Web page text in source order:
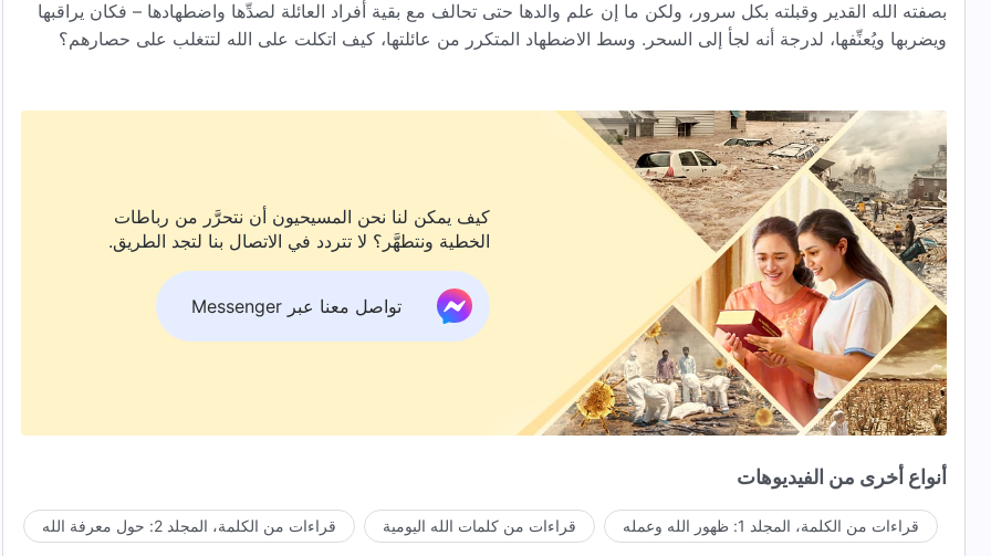
بصفته الله القدير وقبلته بكل سرور، ولكن ما إن علم والدها حتى تحالف مع بقية أفراد العائلة لصدِّها واضطهادها – فكان يراقبها
ويضربها ويُعنِّفها، لدرجة أنه لجأ إلى السحر. وسط الاضطهاد المتكرر من عائلتها، كيف اتكلت على الله لتتغلب على حصارهم؟
كيف يمكن لنا نحن المسيحيون أن نتحرَّر من رباطات
الخطية ونتطهَّر؟ لا تتردد في الاتصال بنا لتجد الطريق.
تواصل معنا عبر Messenger
أنواع أخرى من الفيديوهات
قراءات من الكلمة، المجلد 1: ظهور الله وعمله قراءات من كلمات الله اليومية قراءات من الكلمة، المجلد 2: حول معرفة الله